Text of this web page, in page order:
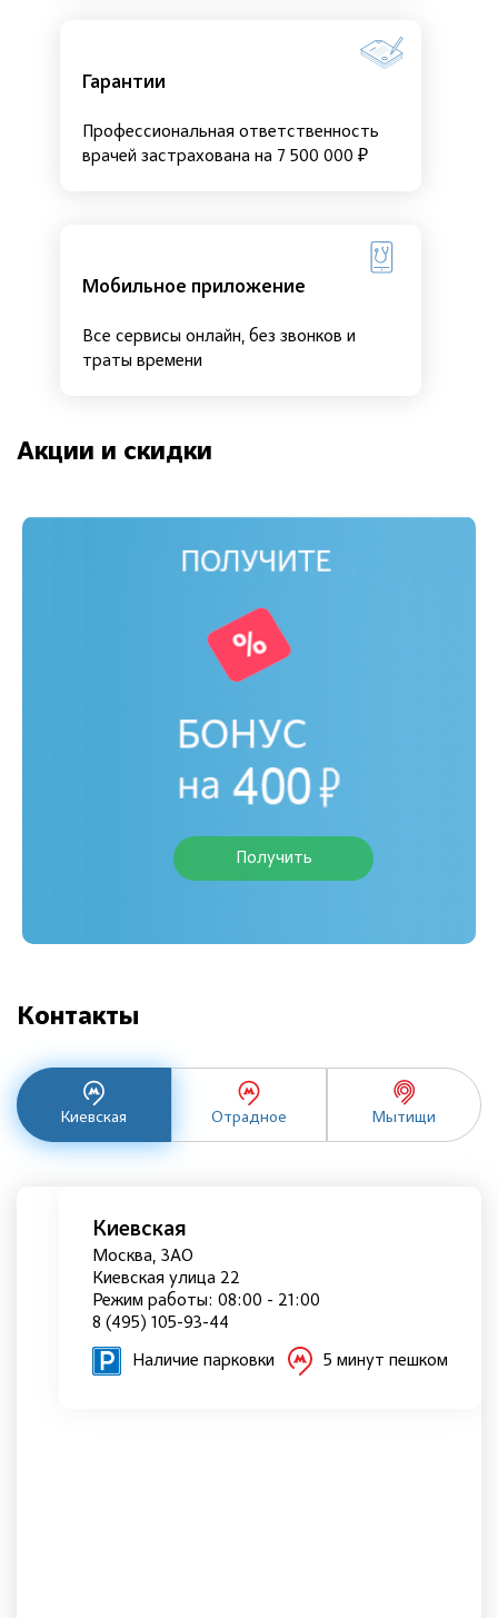
Гарантии
Профессиональная ответственность
врачей застрахована на 7 500 000 ₽
Мобильное приложение
Все сервисы онлайн, без звонков и
траты времени
Акции и скидки
Получить
Контакты
Киевская Отрадное Мытищи
Киевская
Москва, ЗАО
Киевская улица 22
Режим работы: 08:00 - 21:00
8 (495) 105-93-44
Наличие парковки 5 минут пешком